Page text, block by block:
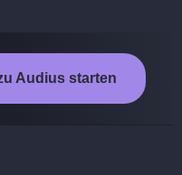
Audius starten